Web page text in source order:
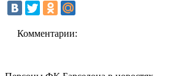
Комментарии: